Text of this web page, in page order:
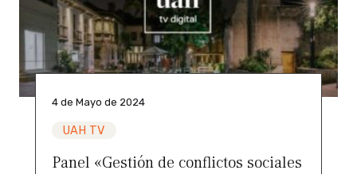
4 de Mayo de 2024
UAH TV
Panel «Gestión de conflictos sociales